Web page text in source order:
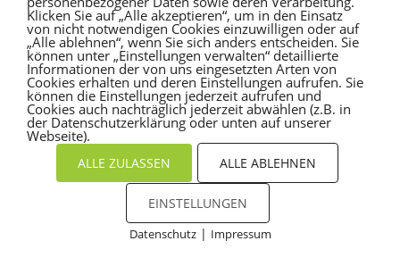
Klicken Sie auf „Alle akzeptieren“, um in den Einsatz
von nicht notwendigen Cookies einzuwilligen oder auf
„Alle ablehnen“, wenn Sie sich anders entscheiden. Sie
können unter „Einstellungen verwalten“ detaillierte
Informationen der von uns eingesetzten Arten von
Cookies erhalten und deren Einstellungen aufrufen. Sie
können die Einstellungen jederzeit aufrufen und
Cookies auch nachträglich jederzeit abwählen (z.B. in
der Datenschutzerklärung oder unten auf unserer
Webseite).
ALLE ZULASSEN ALLE ABLEHNEN
EINSTELLUNGEN
Datenschutz| Impressum